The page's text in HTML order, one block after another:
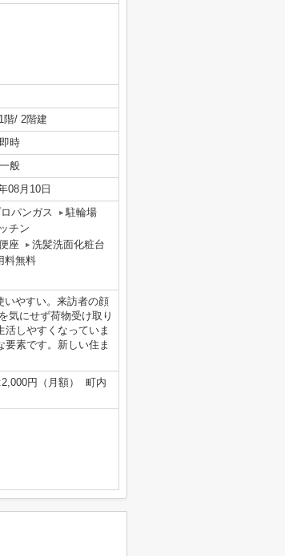
階/ 2階建
時
般
08月10日
パンガス
駐輪場
チン
座
洗髪洗面化粧台
料無料
いやすい。来訪者の顔
気にせず荷物受け取り
しやすくなっていま
素です。新しい住ま
円（月額） 町内